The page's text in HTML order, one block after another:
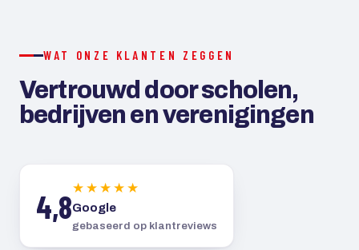
WAT ONZE KLANTEN ZEGGEN
Vertrouwd door scholen,
bedrijven en verenigingen
4,8★★★★★
Google
gebaseerd op klantreviews